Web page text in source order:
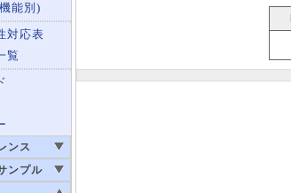
能別)
対応表
覧
ンス
ンプル